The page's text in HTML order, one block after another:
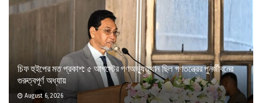
চিফ হুইপের মত প্রকাশ: ৫ আগস্টের গণঅভ্যুত্থান ছিল গণতন্ত্রের পুনর্জীবনের
গুরুত্বপূর্ণ অধ্যায়
August 6, 2026